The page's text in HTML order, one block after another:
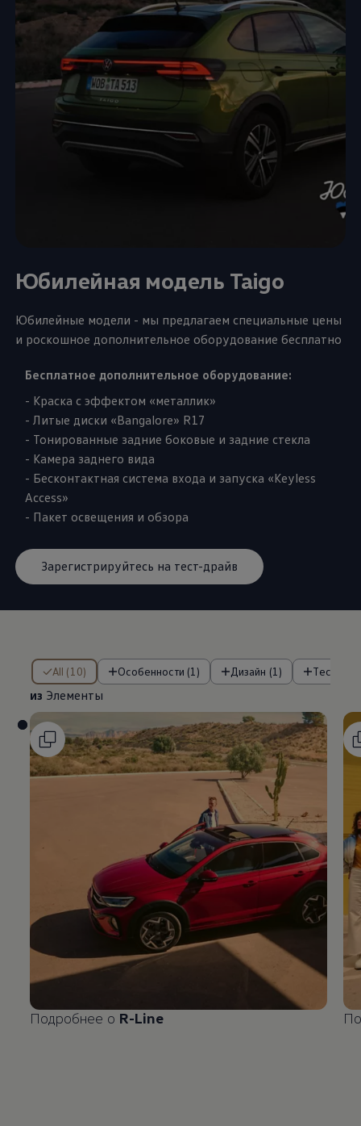
Юбилейная модель Taigo
Юбилейные модели - мы предлагаем специальные цены
и роскошное дополнительное оборудование бесплатно
Бесплатное дополнительное оборудование:
- Краска с эффектом «металлик»
- Литые диски «Bangalore» R17
- Тонированные задние боковые и задние стекла
- Камера заднего вида
- Бесконтактная система входа и запуска «Keyless
Access»
- Пакет освещения и обзора
Зарегистрируйтесь на тест-драйв
All (10) Особенности (1) Дизайн (1)
из Элементы
из Элементы
Подробнее о R-Line